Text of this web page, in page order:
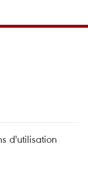
d'utilisation